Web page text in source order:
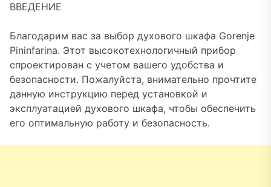
ВВЕДЕНИЕ
Благодарим вас за выбор духового шкафа Gorenje
Pininfarina. Этот высокотехнологичный прибор
спроектирован с учетом вашего удобства и
безопасности. Пожалуйста, внимательно прочтите
данную инструкцию перед установкой и
эксплуатацией духового шкафа, чтобы обеспечить
его оптимальную работу и безопасность.